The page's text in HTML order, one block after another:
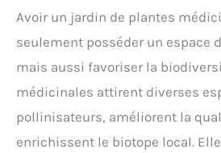
Avoir un jardin de plantes
seulement posséder un espace
mais aussi favoriser la
médicinales attirent diverses
pollinisateurs, améliorent la
enrichissent le biotope local.